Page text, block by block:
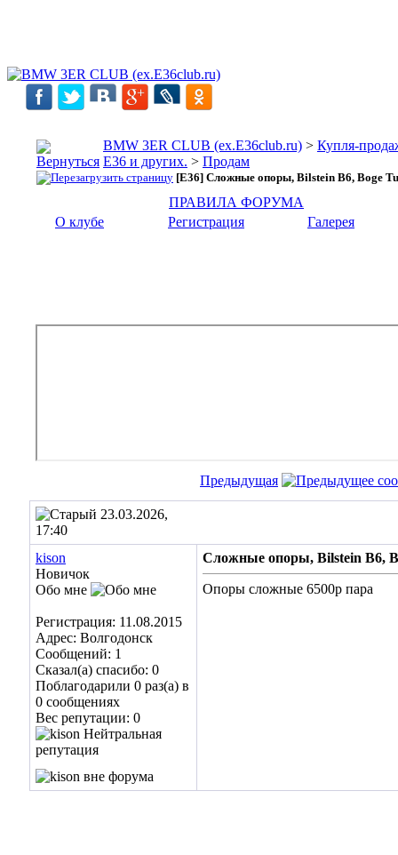
BMW 3ER CLUB (ex.E36club.ru) > Купля-
E36 и других. > Продам
[E36] Сложные опоры, Bilstein B6, Boge
ПРАВИЛА ФОРУМА
О клубе
Регистрация Галерея
Предыдущая
23.03.2026,
17:40
kison
Новичок
Обо мне
Регистрация: 11.08.2015
Адрес: Волгодонск
Сообщений: 1
Сказал(а) спасибо: 0
Поблагодарили 0 раз(а) в
0 сообщениях
Вес репутации: 0
Сложные опоры, Bilstein B6,
Опоры сложные 6500р пара